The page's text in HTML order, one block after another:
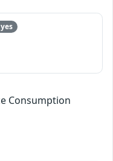
Consumption